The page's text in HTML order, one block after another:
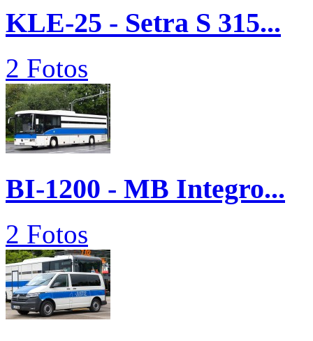
KLE-25 - Setra S 315...
2 Fotos
BI-1200 - MB Integro...
2 Fotos